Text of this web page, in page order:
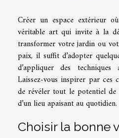
Créer un espace extérieur
véritable art qui invite à la
transformer votre jardin ou
paix, il suffit d’adopter
d’appliquer des
Laissez-vous inspirer par ces
de révéler tout le potentiel
d’un lieu apaisant au quotidien.
Choisir la bonne